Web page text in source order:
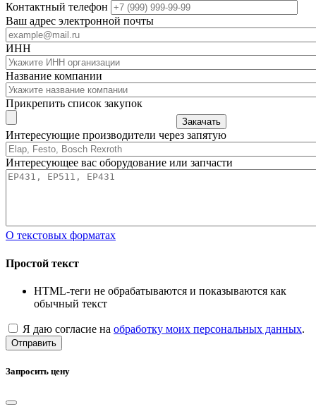
Контактный телефон
Ваш адрес электронной почты
ИНН
Название компании
Прикрепить список закупок
Закачать
Интересующие производители через запятую
Интересующее вас оборудование или запчасти
О текстовых форматах
Простой текст
HTML-теги не обрабатываются и показываются как
обычный текст
Я даю согласие на обработку моих персональных данных.
Отправить
Запросить цену